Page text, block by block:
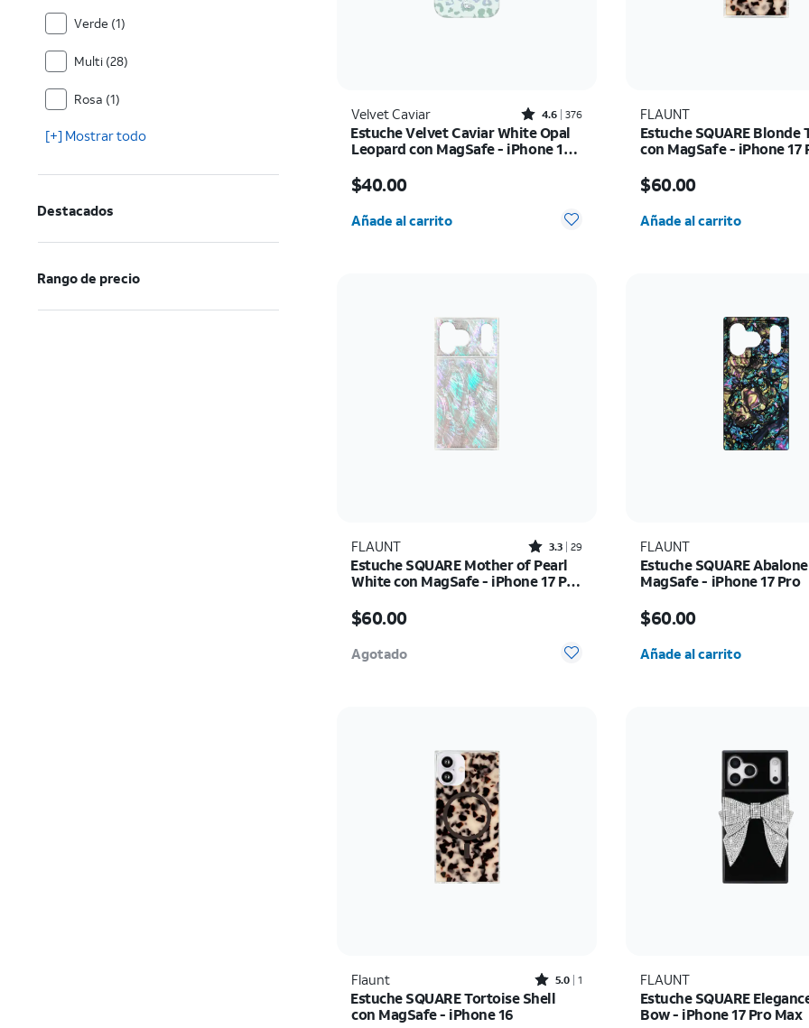
Verde (1)
Multi (28)
Rosa (1)
[+] Mostrar todo
Destacados
Rango de precio
Velvet Caviar Rated4.6out of 5 stars with376reviews
4.6 376
Estuche Velvet Caviar White Opal
Leopard con MagSafe - iPhone 17
$40.00
Cantidad seleccionada: 0
Añade al carrito
FLAUNT
Estuche SQUARE Blonde
con MagSafe - iPhone 17
$60.00
Cantidad seleccionada:
Añade al carrito
FLAUNT Rated3.3out of 5 stars with29reviews
3.3 29
Estuche SQUARE Mother of Pearl
White con MagSafe - iPhone 17 Pro
$60.00
Agotado
FLAUNT
Estuche SQUARE
MagSafe - iPhone 17 Pro
$60.00
Cantidad seleccionada:
Añade al carrito
Flaunt Rated5out of 5 stars with1reviews
5.0 1
Estuche SQUARE Tortoise Shell
con MagSafe - iPhone 16
FLAUNT
Estuche SQUARE
Bow - iPhone 17 Pro Max